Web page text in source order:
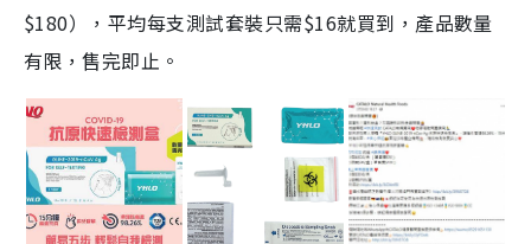
$180），平均每支測試套裝只需$16就買到，產品數量
有限，售完即止。